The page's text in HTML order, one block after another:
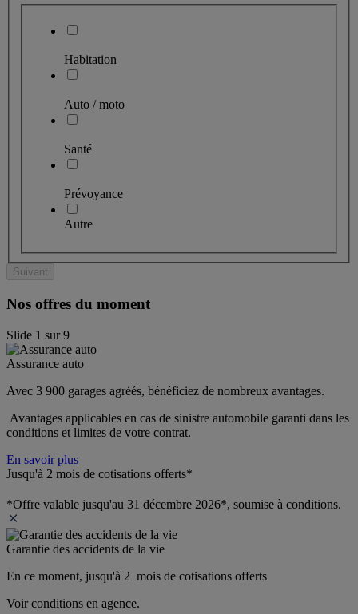
Habitation
Auto / moto
Santé
Prévoyance
Autre
Suivant
Nos offres du moment
Slide 1 sur9
Assurance auto
Avec 3 900 garages agréés, bénéficiez de nombreux avantages.
Avantages applicables en cas de sinistre automobile garanti dans les
conditions et limites de votre contrat.
En savoir plus
Jusqu'à 2 mois de cotisations offerts*
*Offre valable jusqu'au 31 décembre 2026*, soumise à conditions.
Garantie des accidents de la vie
En ce moment, jusqu'à 2  mois de cotisations offerts
Voir conditions en agence.